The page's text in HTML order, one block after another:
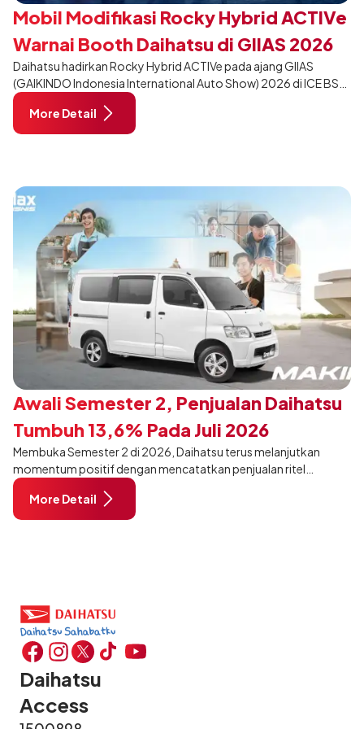
Mobil Modifikasi Rocky Hybrid ACTIVe
Warnai Booth Daihatsu di GIIAS 2026
Daihatsu hadirkan Rocky Hybrid ACTIVe pada ajang GIIAS
(GAIKINDO Indonesia International Auto Show) 2026 di ICE BSD
City, Tangerang. Terdapat 2 unit Rocky Hybrid yang
dimodifikasi untuk menghadirkan sarana inspirasi bagi
pengunjung mendukung gaya hidup yang aktif.
More Detail
Awali Semester 2, Penjualan Daihatsu
Tumbuh 13,6% Pada Juli 2026
Membuka Semester 2 di 2026, Daihatsu terus melanjutkan
momentum positif dengan mencatatkan penjualan ritel
sebanyak 12.750 unit pada Juli 2026. Capaian tersebut tumbuh
13,6% dibandingkan periode yang sama tahun lalu sebanyak
11.220 unit, dan tetap stabil dibandingkan bulan Juni 2026 lalu.
More Detail
Daihatsu
Access